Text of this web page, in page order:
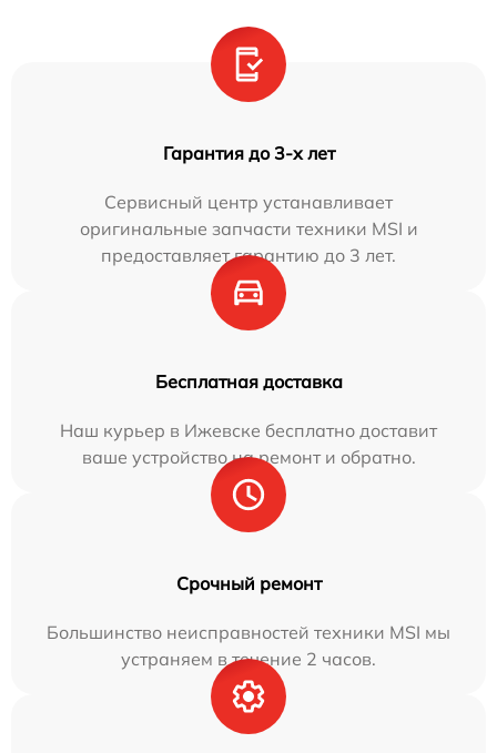
Гарантия до 3-х лет
Сервисный центр устанавливает
оригинальные запчасти техники MSI и
предоставляет гарантию до 3 лет.
Бесплатная доставка
Наш курьер в Ижевске бесплатно доставит
ваше устройство на ремонт и обратно.
Срочный ремонт
Большинство неисправностей техники MSI мы
устраняем в течение 2 часов.